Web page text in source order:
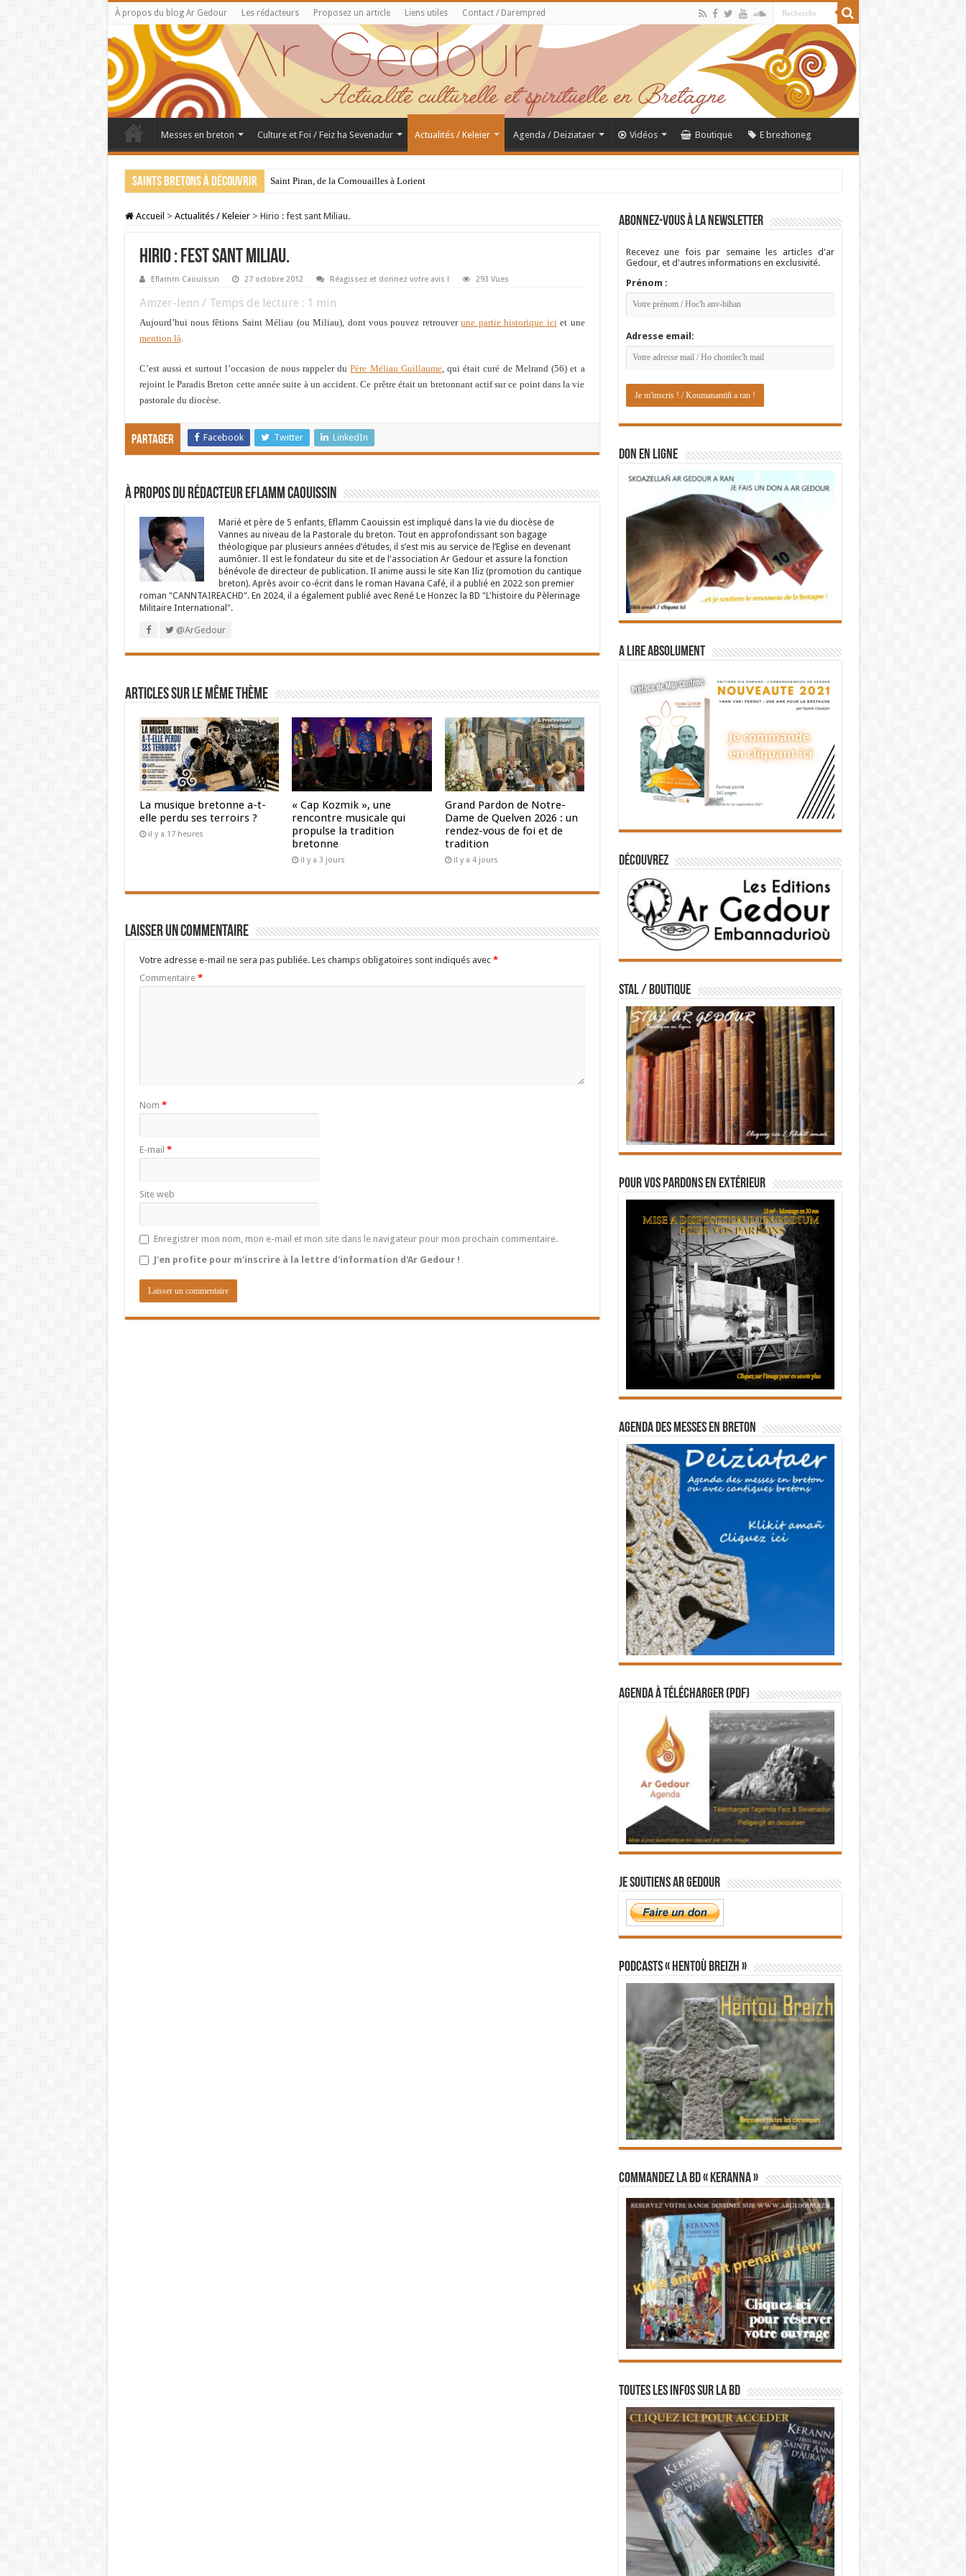
À propos du blog Ar Gedour Les rédacteurs Proposez un article Liens utiles Contact / Darempred
Messes en breton Culture et Foi / Feiz ha Sevenadur Actualités / Keleier Agenda / Deiziataer Vidéos Boutique E brezhoneg
Saints bretons à découvrir Saint Piran, de la Cornouailles à Lorient
Accueil > Actualités / Keleier > Hirio : fest sant Miliau.
Hirio : fest sant Miliau.
Eflamm Caouissin 27 octobre 2012 Réagissez et donnez votre avis ! 293 Vues
Amzer-lenn / Temps de lecture : 1 min
Aujourd’hui nous fêtions Saint Méliau (ou Miliau), dont vous pouvez retrouverune partie historique iciet une
mention là.
C’est aussi et surtout l’occasion de nous rappeler duPère Méliau Guillaume, qui était curé de Melrand (56) et a
rejoint le Paradis Breton cette année suite à un accident. Ce prêtre était un bretonnant actif sur ce point dans la vie
pastorale du diocèse.
Partager Facebook Twitter LinkedIn
À propos du rédacteur Eflamm Caouissin
Marié et père de 5 enfants, Eflamm Caouissin est impliqué dans la vie du diocèse de
Vannes au niveau de la Pastorale du breton. Tout en approfondissant son bagage
théologique par plusieurs années d’études, il s’est mis au service de l’Eglise en devenant
aumônier. Il est le fondateur du site et de l'association Ar Gedour et assure la fonction
bénévole de directeur de publication. Il anime aussi le site Kan Iliz (promotion du cantique
breton). Après avoir co-écrit dans le roman Havana Café, il a publié en 2022 son premier
roman "CANNTAIREACHD". En 2024, il a également publié avec René Le Honzec la BD "L'histoire du Pèlerinage
Militaire International".
@ArGedour
Articles sur le même thème
La musique bretonne a-t-
elle perdu ses terroirs ?
il y a 17 heures
« Cap Kozmik », une
rencontre musicale qui
propulse la tradition
bretonne
il y a 3 jours
Grand Pardon de Notre-
Dame de Quelven 2026 : un
rendez-vous de foi et de
tradition
il y a 4 jours
Laisser un commentaire
Votre adresse e-mail ne sera pas publiée. Les champs obligatoires sont indiqués avec *
Commentaire *
Nom *
E-mail *
Site web
Enregistrer mon nom, mon e-mail et mon site dans le navigateur pour mon prochain commentaire.
J'en profite pour m'inscrire à la lettre d'information d'Ar Gedour !
Abonnez-vous à la newsletter
Recevez une fois par semaine les articles d'ar
Gedour, et d'autres informations en exclusivité.
Prénom :
Adresse email:
DON EN LIGNE
A lire absolument
Découvrez
STAL / BOUTIQUE
Pour vos pardons en extérieur
Agenda des messes en breton
Agenda à télécharger (PDF)
Je soutiens Ar Gedour
PODCASTS « Hentoù Breizh »
Commandez la BD « Keranna »
Toutes les infos sur la BD